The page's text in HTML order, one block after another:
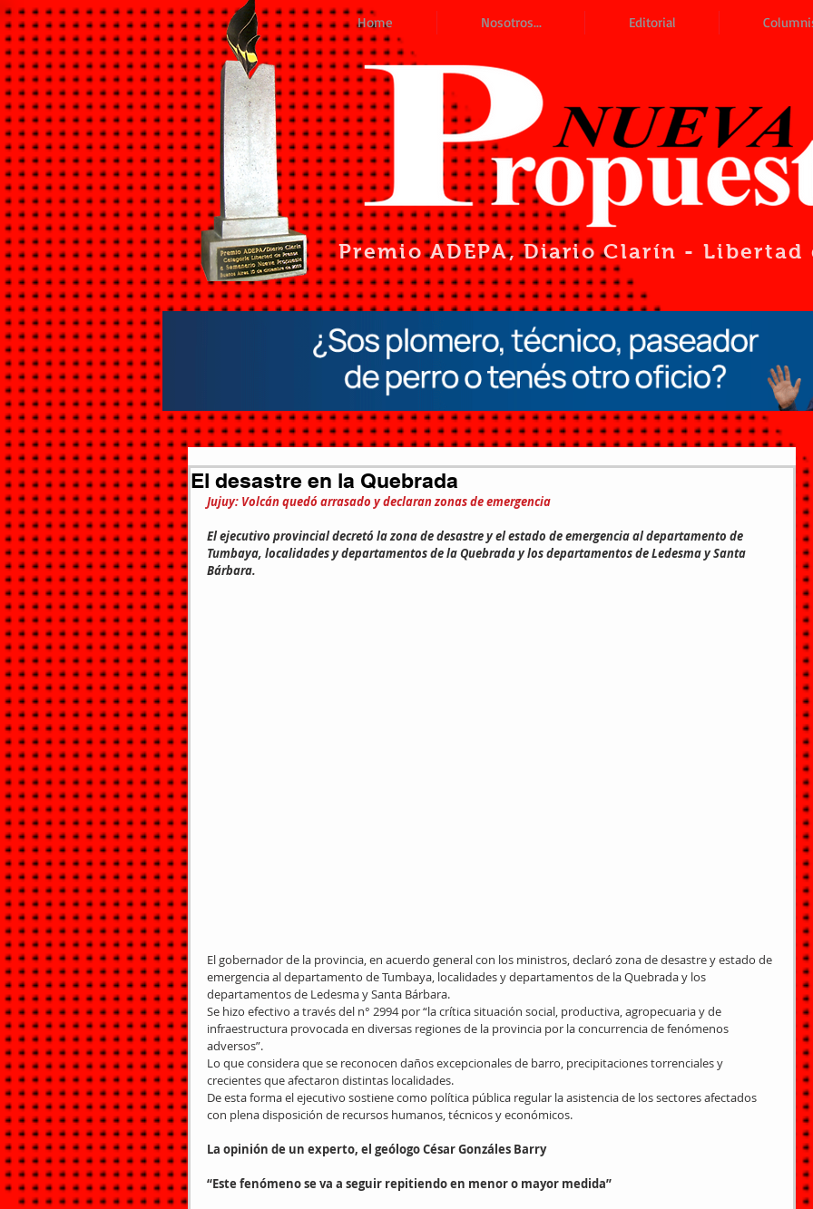
Home Nosotros... Editorial
Premio ADEPA, Diario Clarín - Libertad
El desastre en la Quebrada
Jujuy: Volcán quedó arrasado y declaran zonas de emergencia
El ejecutivo provincial decretó la zona de desastre y el estado de emergencia al departamento de
Tumbaya, localidades y departamentos de la Quebrada y los departamentos de Ledesma y Santa
Bárbara.
El gobernador de la provincia, en acuerdo general con los ministros, declaró zona de desastre y estado de
emergencia al departamento de Tumbaya, localidades y departamentos de la Quebrada y los
departamentos de Ledesma y Santa Bárbara.
Se hizo efectivo a través del n° 2994 por “la crítica situación social, productiva, agropecuaria y de
infraestructura provocada en diversas regiones de la provincia por la concurrencia de fenómenos
adversos”.
Lo que considera que se reconocen daños excepcionales de barro, precipitaciones torrenciales y
crecientes que afectaron distintas localidades.
De esta forma el ejecutivo sostiene como política pública regular la asistencia de los sectores afectados
con plena disposición de recursos humanos, técnicos y económicos.
La opinión de un experto, el geólogo César Gonzáles Barry
“Este fenómeno se va a seguir repitiendo en menor o mayor medida”